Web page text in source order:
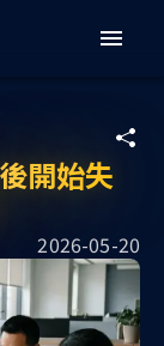
開始失
2026-05-20